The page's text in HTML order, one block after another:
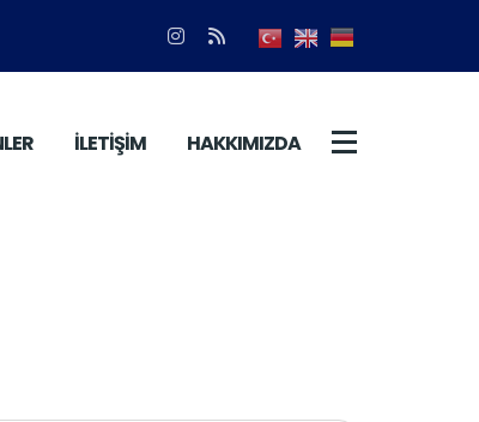
İLETİŞİM HAKKIMIZDA